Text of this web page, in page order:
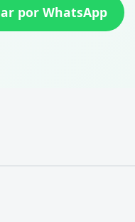
por WhatsApp